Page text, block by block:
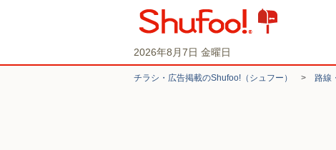
2026年8月7日 金曜日
チラシ・​広告掲載の​Shufoo!​（シュフー） > 路線